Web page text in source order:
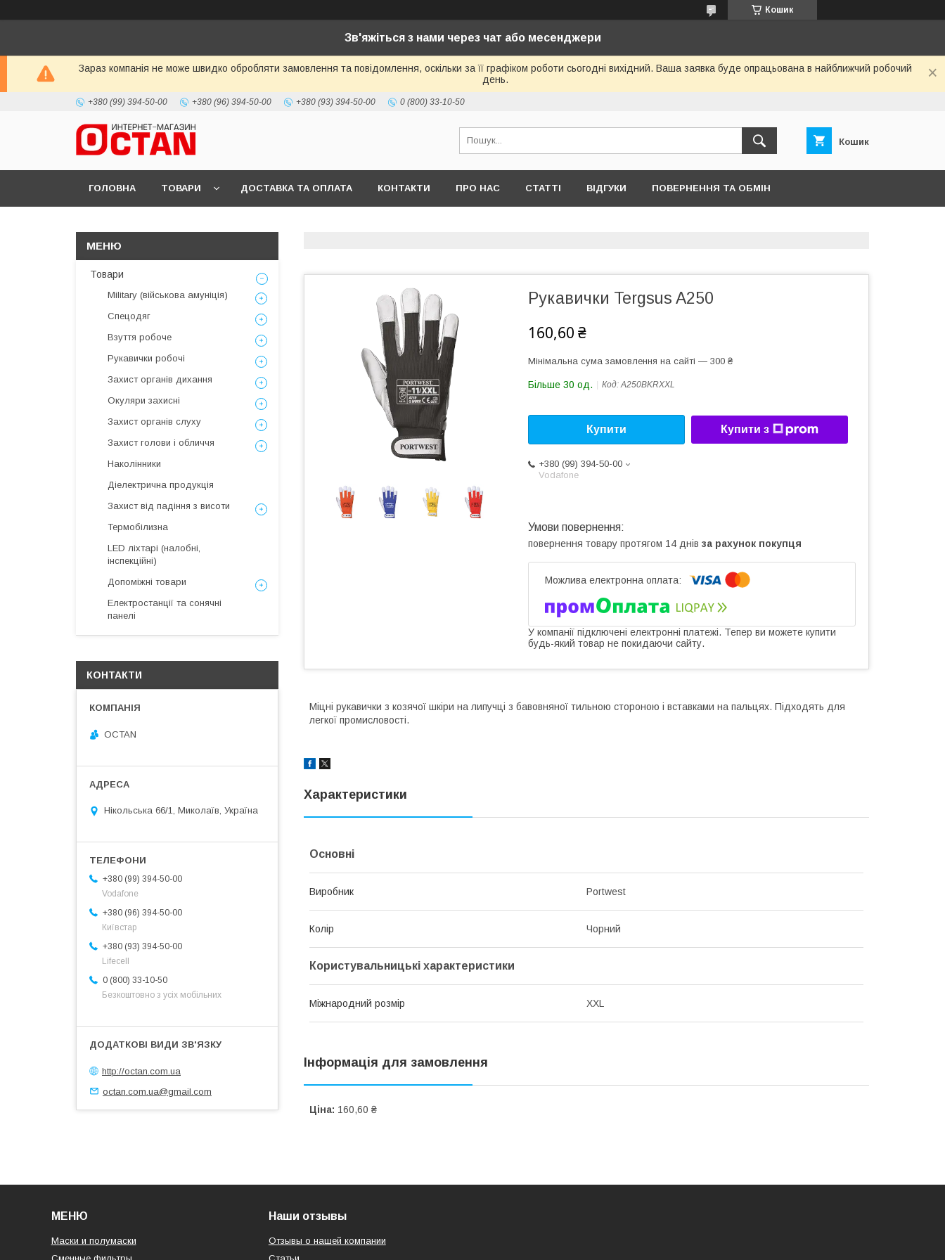
Кошик
Зв'яжіться з нами через чат або месенджери
Зараз компанія не може швидко обробляти замовлення та повідомлення, оскільки за її графіком роботи сьогодні вихідний. Ваша заявка буде опрацьована в найближчий робочий
день.
+380 (99) 394-50-00 +380 (96) 394-50-00 +380 (93) 394-50-00 0 (800) 33-10-50
Кошик
ГОЛОВНА ТОВАРИ ДОСТАВКА ТА ОПЛАТА КОНТАКТИ ПРО НАС СТАТТІ ВІДГУКИ ПОВЕРНЕННЯ ТА ОБМІН
Рукавички Tergsus A250
160,60 ₴
Мінімальна сума замовлення на сайті — 300 ₴
Більше 30 од. Код:A250BKRXXL
Купити Купити з
+380 (99) 394-50-00
Vodafone
повернення товару протягом 14 днів за рахунок покупця
У компанії підключені електронні платежі. Тепер ви можете купити
будь-який товар не покидаючи сайту.
Міцні рукавички з козячої шкіри на липучці з бавовняної тильною стороною і вставками на пальцях. Підходять для
легкої промисловості.
Характеристики
Основні
Виробник Portwest
Колір Чорний
Користувальницькі характеристики
Міжнародний розмір XXL
Інформація для замовлення
Ціна: 160,60 ₴
Товари
Military (військова амуніція)
Спецодяг
Взуття робоче
Рукавички робочі
Захист органів дихання
Окуляри захисні
Захист органів слуху
Захист голови і обличчя
Наколінники
Діелектрична продукція
Захист від падіння з висоти
Термобілизна
LED ліхтарі (налобні,
інспекційні)
Допоміжні товари
Електростанції та сонячні
панелі
КОНТАКТИ
OCTAN
Нікольська 66/1, Миколаїв, Україна
+380 (99) 394-50-00
Vodafone
+380 (96) 394-50-00
Київстар
+380 (93) 394-50-00
Lifecell
0 (800) 33-10-50
Безкоштовно з усіх мобільних
http://octan.com.ua
octan.com.ua@gmail.com
МЕНЮ
Маски и полумаски
Наши отзывы
Отзывы о нашей компании